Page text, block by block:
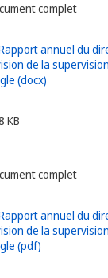
complet
KB
complet